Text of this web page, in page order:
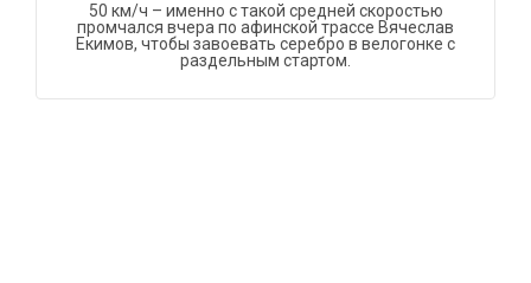
50 км/ч – именно с такой средней скоростью
промчался вчера по афинской трассе Вячеслав
Екимов, чтобы завоевать серебро в велогонке с
раздельным стартом.